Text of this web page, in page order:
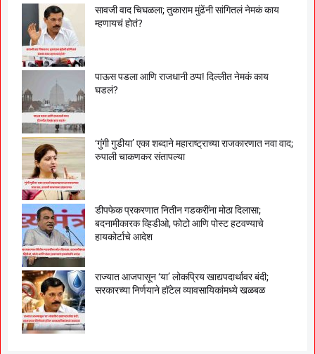
सावजी वाद चिघळला; तुकाराम मुंढेंनी सांगितलं नेमकं काय
म्हणायचं होतं?
पाऊस पडला आणि राजधानी ठप्प! दिल्लीत नेमकं काय
घडलं?
‘गुंगी गुडीया’ एका शब्दाने महाराष्ट्राच्या राजकारणात नवा वाद;
रुपाली चाकणकर संतापल्या
डीपफेक प्रकरणात नितीन गडकरींना मोठा दिलासा;
बदनामीकारक व्हिडीओ, फोटो आणि पोस्ट हटवण्याचे
हायकोर्टाचे आदेश
राज्यात आजपासून ‘या’ लोकप्रिय खाद्यपदार्थावर बंदी;
सरकारच्या निर्णयाने हॉटेल व्यावसायिकांमध्ये खळबळ